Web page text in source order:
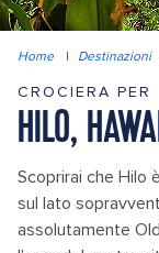
Home | Destinazioni
CROCIERA PER
HILO,
Scoprirai che Hilo
sul lato
assolutamente